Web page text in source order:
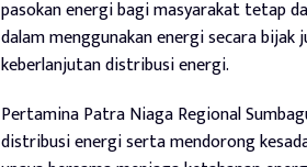
pasokan energi bagi masyarakat tetap
dalam menggunakan energi secara
keberlanjutan distribusi energi.
Pertamina Patra Niaga Regional
distribusi energi serta mendorong